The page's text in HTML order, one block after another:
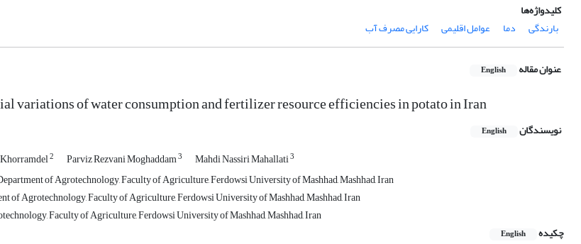
کلیدواژه‌ها
بارندگی
دما عوامل اقلیمی کارایی مصرف آب
عنوان مقاله English
variations of water consumption and fertilizer resource efficiencies in potato in Iran
نویسندگان English
2 Parviz Rezvani Moghaddam3 Mahdi Nassiri Mahallati3
of Agrotechnology, Faculty of Agriculture, Ferdowsi University of Mashhad, Mashhad, Iran
of Agrotechnology, Faculty of Agriculture, Ferdowsi University of Mashhad, Mashhad, Iran
Faculty of Agriculture, Ferdowsi University of Mashhad, Mashhad, Iran
چکیده
English